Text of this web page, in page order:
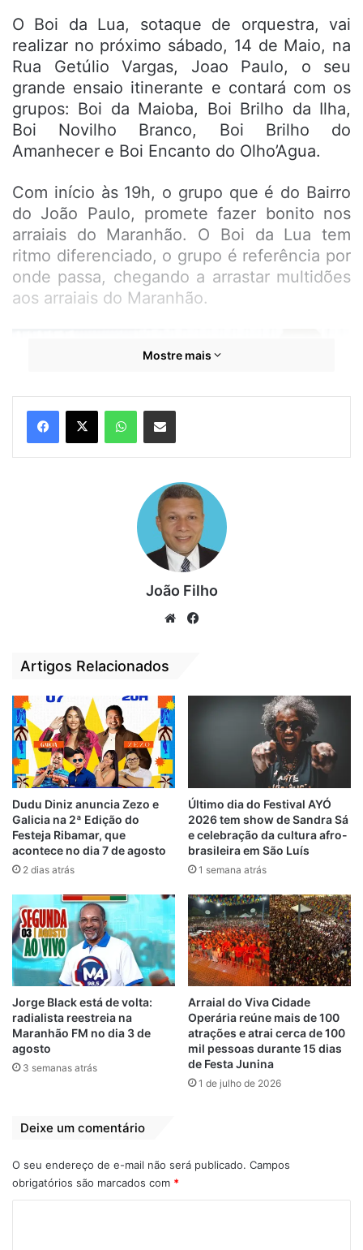
O Boi da Lua, sotaque de orquestra, vai
realizar no próximo sábado, 14 de Maio, na
Rua Getúlio Vargas, Joao Paulo, o seu
grande ensaio itinerante e contará com os
grupos: Boi da Maioba, Boi Brilho da Ilha,
Boi Novilho Branco, Boi Brilho do
Amanhecer e Boi Encanto do Olho’Agua.
Com início às 19h, o grupo que é do Bairro
do João Paulo, promete fazer bonito nos
arraiais do Maranhão. O Boi da Lua tem
ritmo diferenciado, o grupo é referência por
onde passa, chegando a arrastar multidões
aos arraiais do Maranhão.
Segundo o presidente, Washington Coelho,
a expectativa é muito grande. “O nosso
Estaremos esperando todos para essa
grande celebração aos Santos Juninos”,
disse.
Foto:Bruno Carvalho
Relacionado
Boi de Sonhos dá a
largada e realiza
primeiro ensaio em
São Luís
13 de março de 2020
Em "PINHEIRO-MA"
Boi da Lua realiza
live de batizado
nesta quarta-feira
(23)
23 de junho de 2021
Em "PINHEIRO-MA"
Paulo Victor visita
ensaios de grupos
de Bumba Meu Boi:
“será o maior São
João do mundo”
27 de março de 2023
Em "CULTURA"
Boi da Lua
Mostre mais
João Filho
We
Artigos Relacionados
Dudu Diniz anuncia Zezo e
Galicia na 2ª Edição do
Festeja Ribamar, que
acontece no dia 7 de agosto
2 dias atrás
Último dia do Festival AYÓ
2026 tem show de Sandra Sá
e celebração da cultura afro-
brasileira em São Luís
1 semana atrás
Jorge Black está de volta:
radialista reestreia na
Maranhão FM no dia 3 de
agosto
3 semanas atrás
Arraial do Viva Cidade
Operária reúne mais de 100
atrações e atrai cerca de 100
mil pessoas durante 15 dias
de Festa Junina
1 de julho de 2026
Deixe um comentário
O seu endereço de e-mail não será publicado. Campos
obrigatórios são marcados com *